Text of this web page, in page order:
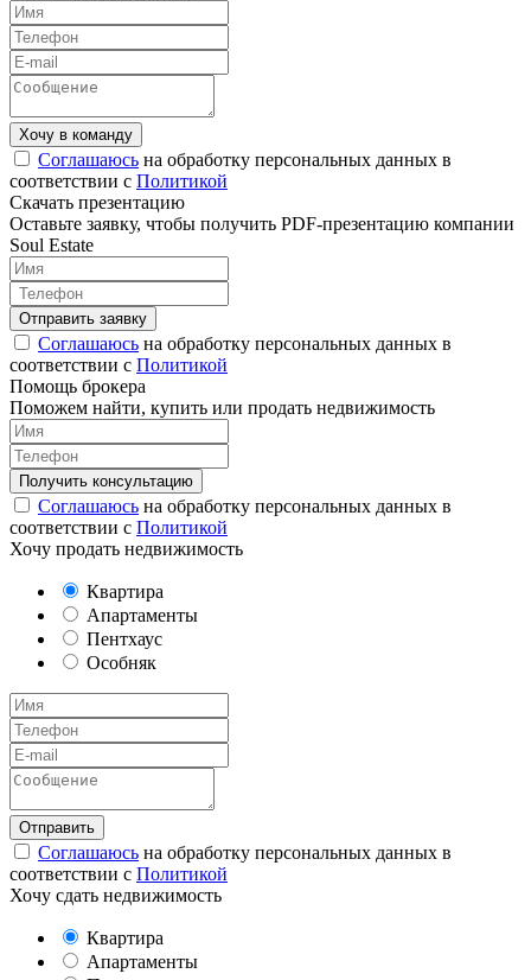
Соглашаюсь на обработку персональных данных в
соответствии с Политикой
Скачать презентацию
Оставьте заявку, чтобы получить PDF-презентацию компании
Soul Estate
Соглашаюсь на обработку персональных данных в
соответствии с Политикой
Помощь брокера
Поможем найти, купить или продать недвижимость
Соглашаюсь на обработку персональных данных в
соответствии с Политикой
Хочу продать недвижимость
Квартира
Апартаменты
Пентхаус
Особняк
Соглашаюсь на обработку персональных данных в
соответствии с Политикой
Хочу сдать недвижимость
Квартира
Апартаменты